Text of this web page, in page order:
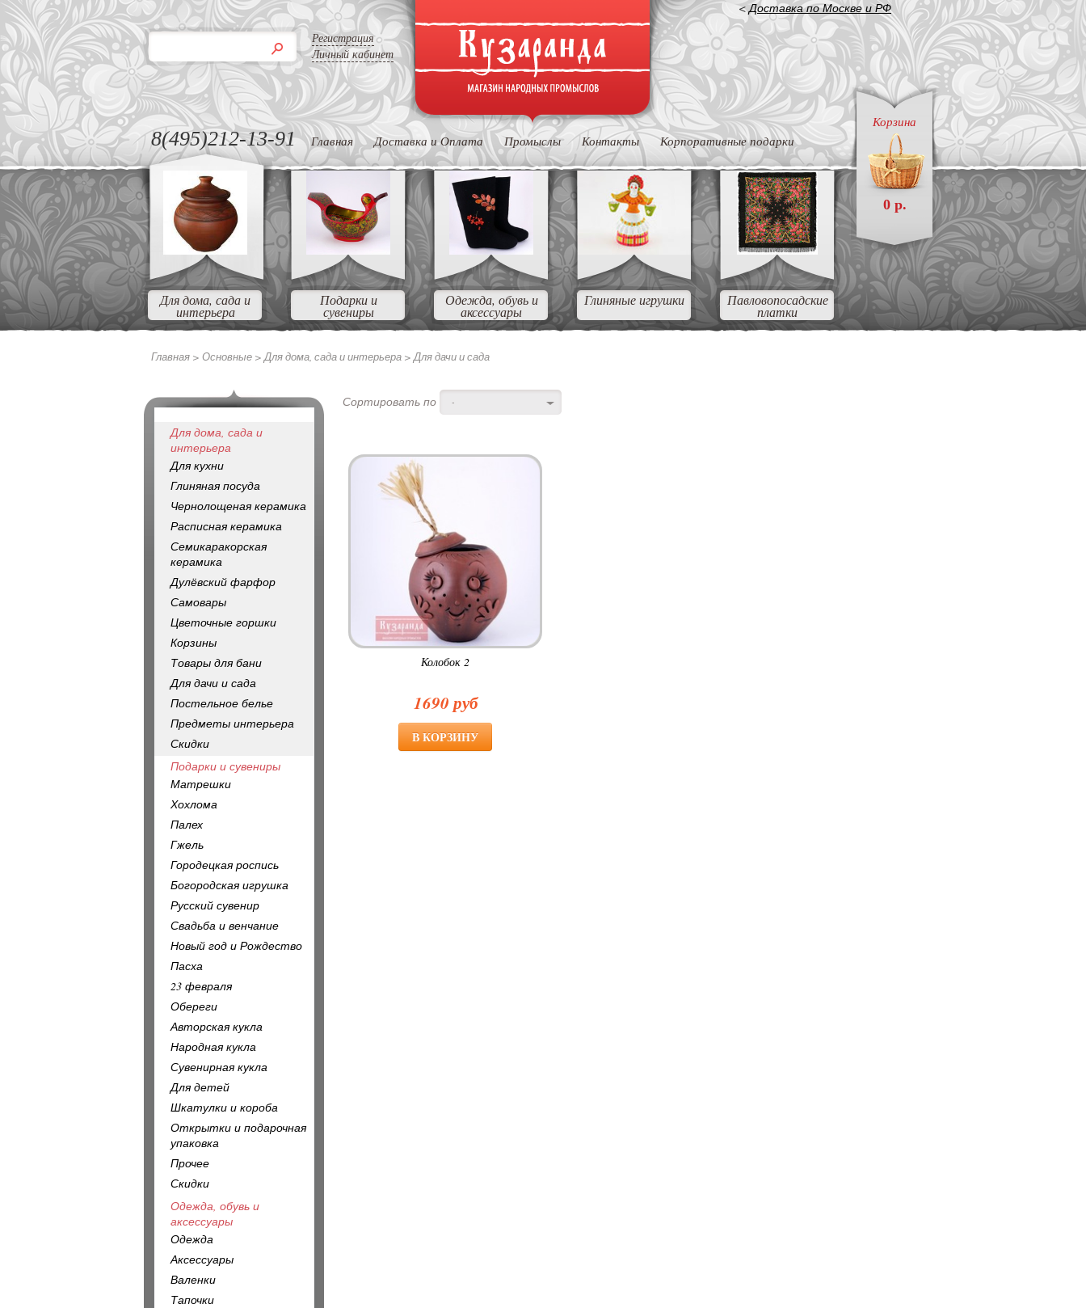
Регистрация
Личный кабинет
<Доставка по Москве и РФ
Корзина
0 р.
8(495)212-13-91 Главная Доставка и Оплата Промыслы Контакты Корпоративные подарки
Для дома, сада и
интерьера
Подарки и
сувениры
Одежда, обувь и
аксессуары
Глиняные игрушки Павловопосадские
платки
Главная > Основные >Для дома, сада и интерьера >Для дачи и сада
Сортировать по -
Колобок 2
1690 руб
Для дома, сада и
интерьера
Для кухни
Глиняная посуда
Чернолощеная керамика
Расписная керамика
Семикаракорская
керамика
Дулёвский фарфор
Самовары
Цветочные горшки
Корзины
Товары для бани
Для дачи и сада
Постельное белье
Предметы интерьера
Скидки
Подарки и сувениры
Матрешки
Хохлома
Палех
Гжель
Городецкая роспись
Богородская игрушка
Русский сувенир
Свадьба и венчание
Новый год и Рождество
Пасха
23 февраля
Обереги
Авторская кукла
Народная кукла
Сувенирная кукла
Для детей
Шкатулки и короба
Открытки и подарочная
упаковка
Прочее
Скидки
Одежда, обувь и
аксессуары
Одежда
Аксессуары
Валенки
Тапочки